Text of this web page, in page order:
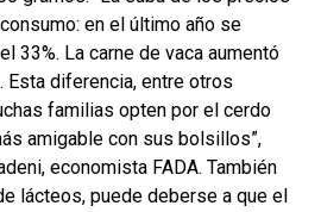
en el último año se
33%. La carne de vaca aumentó
Esta diferencia, entre otros
familias opten por el cerdo
amigable con sus bolsillos”,
economista FADA. También
lácteos, puede deberse a que el